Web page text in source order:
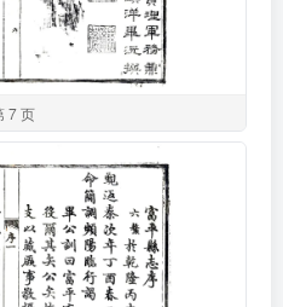
7 页